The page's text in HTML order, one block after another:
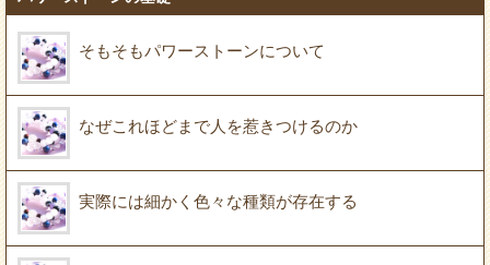
そもそもパワーストーンについて
なぜこれほどまで人を惹きつけるのか
実際には細かく色々な種類が存在する